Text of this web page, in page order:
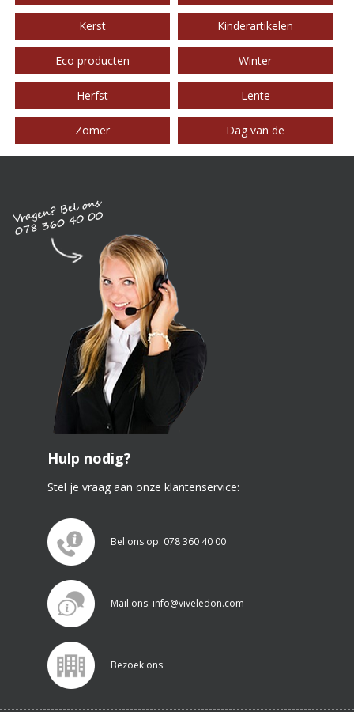
Kerst Kinderartikelen
Eco producten Winter
Herfst Lente
Zomer Dag van de
Hulp nodig?
Stel je vraag aan onze klantenservice:
Bel ons op: 078 360 40 00
Mail ons: info@viveledon.com
Bezoek ons